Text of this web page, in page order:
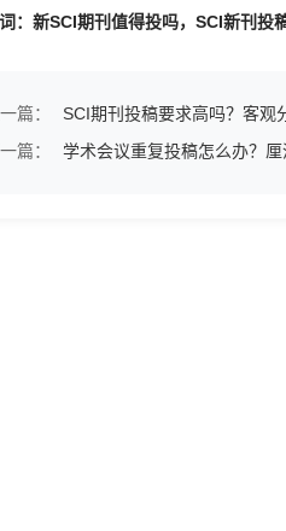
：新SCI期刊值得投吗，SCI新刊投
一篇：
SCI期刊投稿要求高吗？客观
篇：
学术会议重复投稿怎么办？